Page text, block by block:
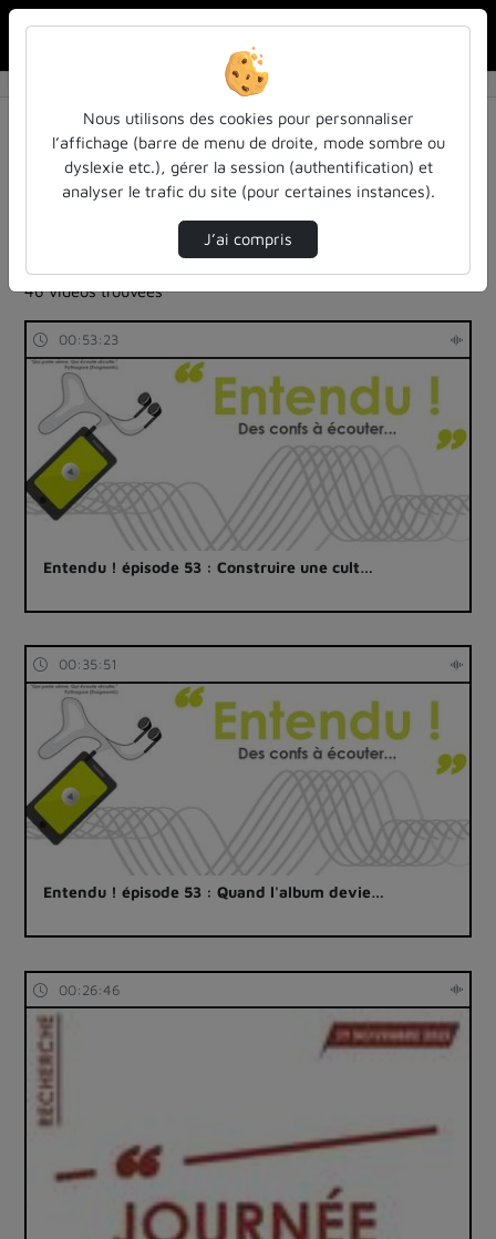
Résultats de la recherche
Filtres actifs (cliquer pour en retirer) :
Français
education
entendu-des-confs-a-ecouter
entendu-des-confs-a-ecouter
inspe-de-lorraine
colloques-et-conferences
46 vidéos trouvées
00:53:23
Entendu ! épisode 53 : Construire une cult…
00:35:51
Entendu ! épisode 53 : Quand l'album devie…
00:26:46
Nous utilisons des cookies pour personnaliser
l’affichage (barre de menu de droite, mode sombre ou
dyslexie etc.), gérer la session (authentification) et
analyser le trafic du site (pour certaines instances).
J’ai compris